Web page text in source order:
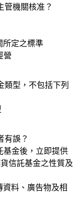
管機關核准？
所定之標準
營
類型，不包括下列
有誤？
基金後，立即提供
信託基金之性質及
料、廣告物及相